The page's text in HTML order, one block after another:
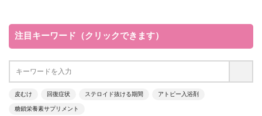
注目キーワード（クリックできます）
皮むけ 回復症状 ステロイド抜ける期間 アトピー入浴剤
糖鎖栄養素サプリメント